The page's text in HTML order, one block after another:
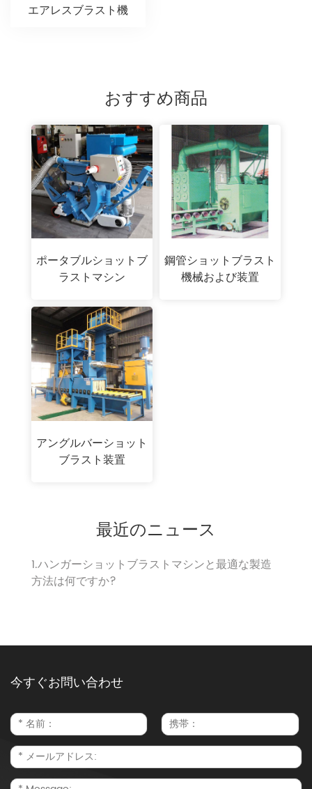
エアレスブラスト機
おすすめ商品
ポータブルショットブ
ラストマシン
鋼管ショットブラスト
機械および装置
アングルバーショット
ブラスト装置
最近のニュース
1.ハンガーショットブラストマシンと最適な製造
方法は何ですか?
今すぐお問い合わせ